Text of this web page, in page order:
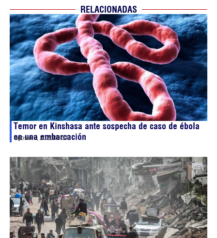
RELACIONADAS
Temor en Kinshasa ante sospecha de caso de ébola
en una embarcación
agosto 6, 202600:37